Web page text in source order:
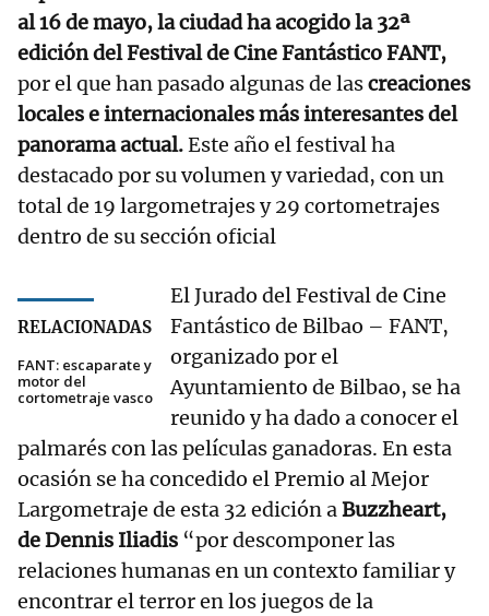
al 16 de mayo, la ciudad ha acogido la 32ª
edición del Festival de Cine Fantástico FANT,
por el que han pasado algunas de lascreaciones
locales e internacionales más interesantes del
panorama actual.Este año el festival ha
destacado por su volumen y variedad, con un
total de 19 largometrajes y 29 cortometrajes
dentro de su sección oficial
RELACIONADAS
FANT: escaparate y
motor del
cortometraje vasco
El Jurado del Festival de Cine
Fantástico de Bilbao – FANT,
organizado por el
Ayuntamiento de Bilbao, se ha
reunido y ha dado a conocer el
palmarés con las películas ganadoras. En esta
ocasión se ha concedido el Premio al Mejor
Largometraje de esta 32 edición aBuzzheart,
de Dennis Iliadis “por descomponer las
relaciones humanas en un contexto familiar y
encontrar el terror en los juegos de la